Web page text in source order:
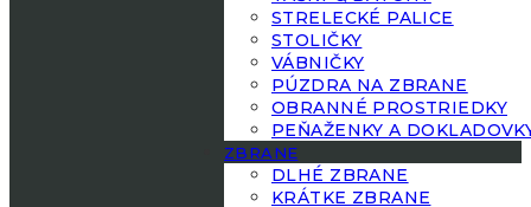
STRELECKÉ PALICE
STOLIČKY
VÁBNIČKY
PÚZDRA NA ZBRANE
OBRANNÉ PROSTRIEDKY
PEŇAŽENKY A
ZBRANE
DLHÉ ZBRANE
KRÁTKE ZBRANE